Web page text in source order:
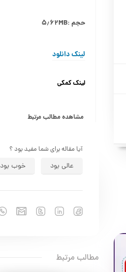
حجم :‌۵٫۶۲MB
لینک دانلود
لینک کمکی
مشاهده مطالب مرتبط
آیا مقاله برای شما مفید بود ؟
عالی بود خوب بود
مطالب مرتبط